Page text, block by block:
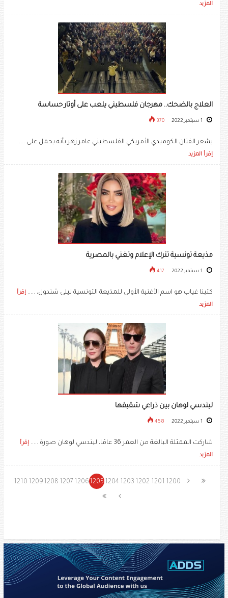
المزيد
العلاج بالضحك.. مهرجان فلسطيني يلعب على أوتار حساسة
370
يشعر الفنان الكوميدي الأمريكي الفلسطيني عامر زهر بأنه يحمل على .....
إقرأ المزيد
مذيعة تونسية تترك الإعلام وتغني بالمصرية
417
كتبنا غياب هو اسم الأغنية الأولى للمذيعة التونسية ليلى شندول، ..... إقرأ
المزيد
ليندسي لوهان بين ذراعي شقيقها
458
شاركت الممثلة البالغة من العمر 36 عامًا، ​ليندسي لوهان​ صورة .....
إقرأ
المزيد
1200
1201
1202
1203
1204
1205
1206
1207
1208
1209
1210